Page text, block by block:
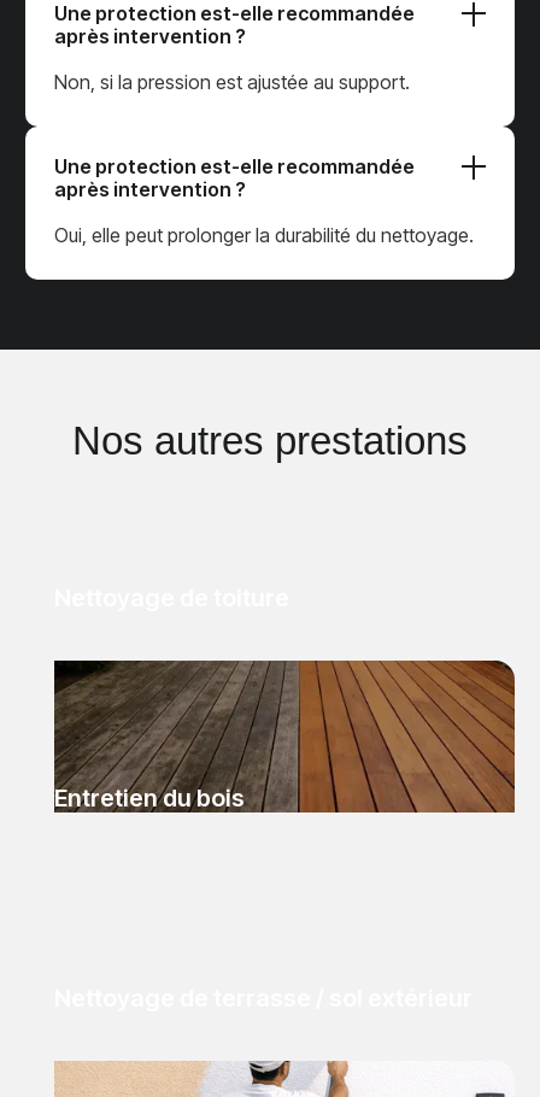
Une protection est-elle recommandée
après intervention ?
Non, si la pression est ajustée au support.
Une protection est-elle recommandée
après intervention ?
Oui, elle peut prolonger la durabilité du nettoyage.
Nos autres prestations
Entretien du bois